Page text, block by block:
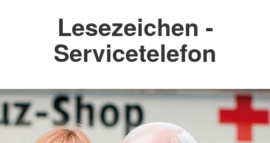
Lesezeichen -
Servicetelefon